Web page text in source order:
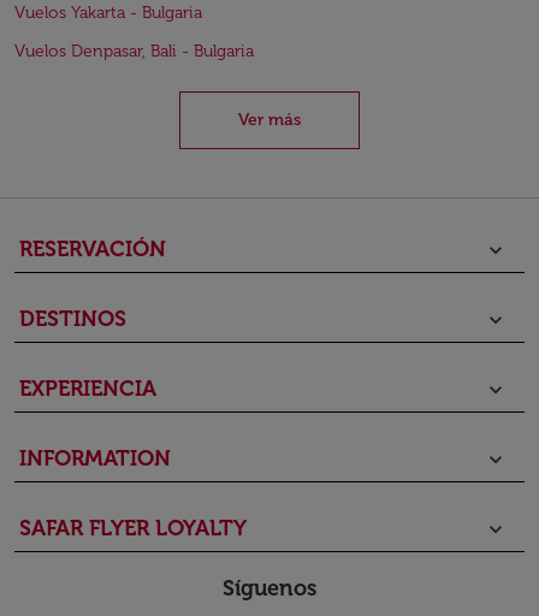
Vuelos Yakarta - Bulgaria
Vuelos Denpasar, Bali - Bulgaria
Ver más
RESERVACIÓN keyboard_arrow_down
DESTINOS keyboard_arrow_down
EXPERIENCIA keyboard_arrow_down
INFORMATION keyboard_arrow_down
SAFAR FLYER LOYALTY keyboard_arrow_down
Síguenos